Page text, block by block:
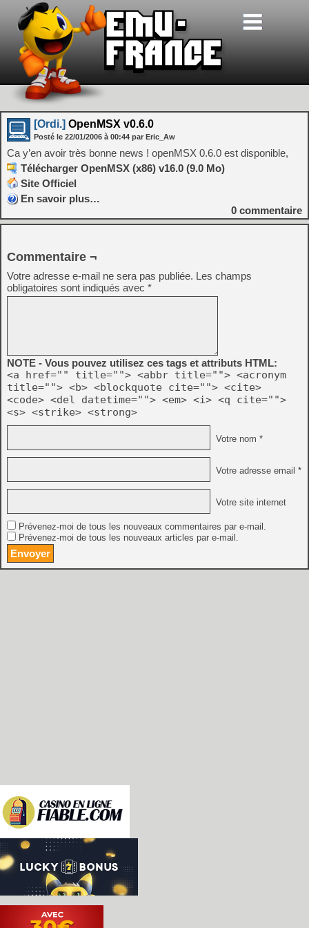
[Ordi.] OpenMSX v0.6.0
Posté le 22/01/2006 à 00:44 par Eric_Aw
Ca y’en avoir très bonne news ! openMSX 0.6.0 est disponible,
Télécharger OpenMSX (x86) v16.0 (9.0 Mo)
Site Officiel
En savoir plus…
0 commentaire
Commentaire ¬
Votre adresse e-mail ne sera pas publiée. Les champs
obligatoires sont indiqués avec *
NOTE - Vous pouvez utilisez ces tags et attributs HTML:
<a href="" title=""> <abbr title=""> <acronym
title=""> <b> <blockquote cite=""> <cite>
<code> <del datetime=""> <em> <i> <q cite="">
<s> <strike> <strong>
Votre nom *
Votre adresse email *
Votre site internet
Prévenez-moi de tous les nouveaux commentaires par e-mail.
Prévenez-moi de tous les nouveaux articles par e-mail.